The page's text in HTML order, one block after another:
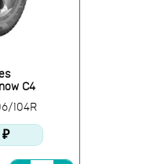
C4
104R
₽